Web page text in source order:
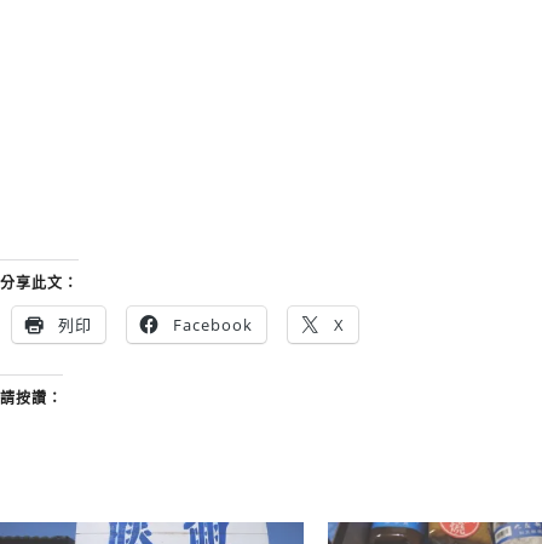
分享此文：
列印 Facebook X
請按讚：